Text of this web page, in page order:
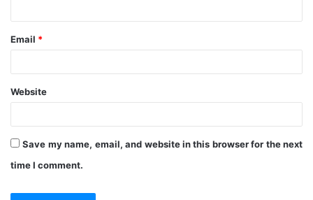
Email *
Website
Save my name, email, and website in this browser for the next
time I comment.